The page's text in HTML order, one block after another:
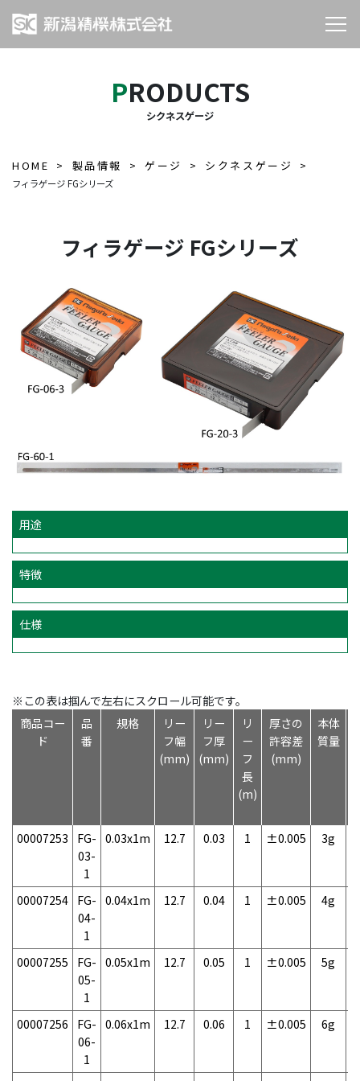
PRODUCTS
シクネスゲージ
HOME 製品情報 ゲージ シクネスゲージ
フィラゲージ FGシリーズ
フィラゲージ FGシリーズ
用途
特徴
仕様
※この表は掴んで左右にスクロール可能です。
商品コー
ド
品
番
規格
リー
フ幅
(mm)
リー
フ厚
(mm)
リ
ー
フ
長
(m)
厚さの
許容差
(mm)
本体
質量
00007253
FG-
03-
1
0.03x1m 12.7 0.03 1 ±0.005 3g
00007254 FG-
04-
1
0.04x1m 12.7 0.04 1 ±0.005 4g
00007255
FG-
05-
1
0.05x1m 12.7 0.05 1 ±0.005 5g
00007256
FG-
06-
1
0.06x1m 12.7 0.06 1 ±0.005 6g